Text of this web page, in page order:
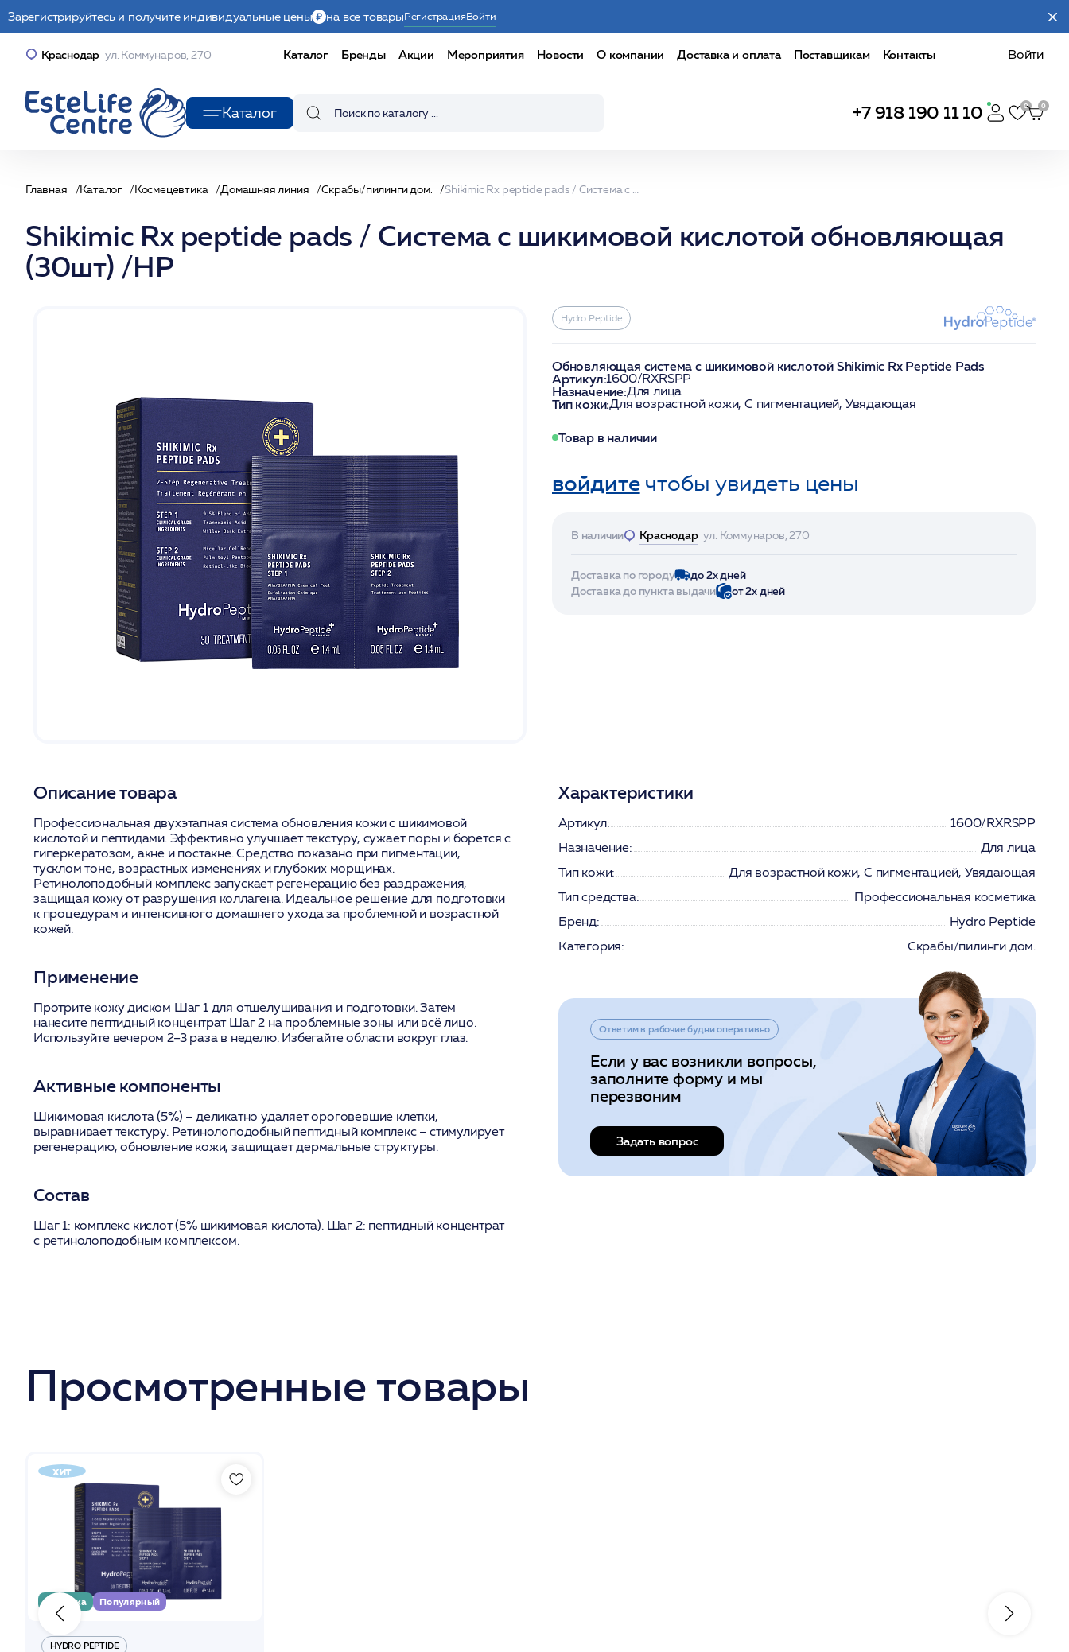
Зарегистрируйтесь и получите индивидуальные цены на все товарыРегистрацияВойти
Краснодар ул. Коммунаров, 270 Каталог Бренды Акции Мероприятия Новости О компании Доставка и оплата Поставщикам Контакты Войти
Каталог +7 918 190 11 10
Главная Каталог Космецевтика Домашняя линия Скрабы/пилинги дом.
Shikimic Rx peptide pads / Cистема с шикимовой кислотой обновляющая
(30шт) /HP
Hydro Peptide
Обновляющая система с шикимовой кислотой Shikimic Rx Peptide Pads
Артикул:1600/RXRSPP
Назначение:Для лица
Тип кожи:Для возрастной кожи, С пигментацией, Увядающая
Товар в наличии
войдитечтобы увидеть цены
В наличии Краснодар ул. Коммунаров, 270
Доставка по городу
до 2х дней
Доставка до пункта выдачи
от 2х дней
Описание товара
Профессиональная двухэтапная система обновления кожи с шикимовой
кислотой и пептидами. Эффективно улучшает текстуру, сужает поры и борется с
гиперкератозом, акне и постакне. Средство показано при пигментации,
тусклом тоне, возрастных изменениях и глубоких морщинах.
Ретинолоподобный комплекс запускает регенерацию без раздражения,
защищая кожу от разрушения коллагена. Идеальное решение для подготовки
к процедурам и интенсивного домашнего ухода за проблемной и возрастной
кожей.
Применение
Протрите кожу диском Шаг 1 для отшелушивания и подготовки. Затем
нанесите пептидный концентрат Шаг 2 на проблемные зоны или всё лицо.
Используйте вечером 2–3 раза в неделю. Избегайте области вокруг глаз.
Активные компоненты
Шикимовая кислота (5%) – деликатно удаляет ороговевшие клетки,
выравнивает текстуру. Ретинолоподобный пептидный комплекс– стимулирует
регенерацию, обновление кожи, защищает дермальные структуры.
Состав
Шаг 1: комплекс кислот (5% шикимовая кислота). Шаг 2: пептидный концентрат
с ретинолоподобным комплексом.
Характеристики
Артикул:
1600/RXRSPP
Назначение:
Для лица
Тип кожи:
Для возрастной кожи, С пигментацией, Увядающая
Тип средства:
Профессиональная косметика
Бренд:
Hydro Peptide
Категория:
Скрабы/пилинги дом.
Ответим в рабочие будни оперативно
Если у вас возникли вопросы,
заполните форму и мы
перезвоним
Задать вопрос
Просмотренные товары
хит
Новинка Популярный
HYDRO PEPTIDE